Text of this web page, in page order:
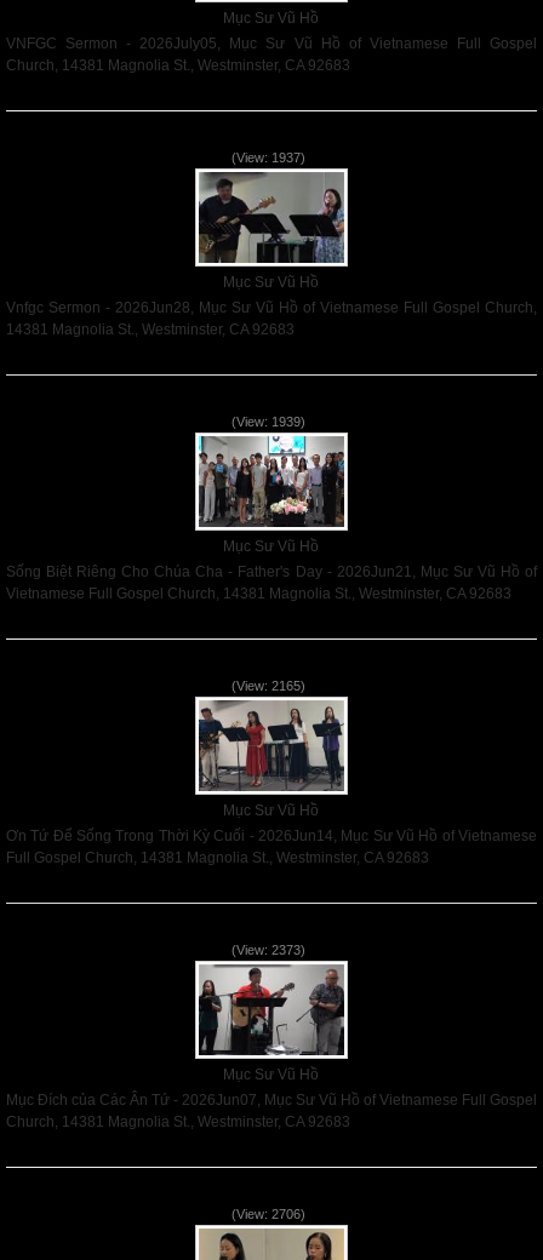
Mục Sư Vũ Hồ
VNFGC Sermon - 2026July05, Mục Sư Vũ Hồ of Vietnamese Full Gospel
Church, 14381 Magnolia St., Westminster, CA 92683
(View: 1937)
Mục Sư Vũ Hồ
Vnfgc Sermon - 2026Jun28, Mục Sư Vũ Hồ of Vietnamese Full Gospel Church,
14381 Magnolia St., Westminster, CA 92683
(View: 1939)
Mục Sư Vũ Hồ
Sống Biệt Riêng Cho Chúa Cha - Father's Day - 2026Jun21, Mục Sư Vũ Hồ of
Vietnamese Full Gospel Church, 14381 Magnolia St., Westminster, CA 92683
(View: 2165)
Mục Sư Vũ Hồ
Ơn Tứ Để Sống Trong Thời Kỳ Cuối - 2026Jun14, Mục Sư Vũ Hồ of Vietnamese
Full Gospel Church, 14381 Magnolia St., Westminster, CA 92683
(View: 2373)
Mục Sư Vũ Hồ
Mục Đích của Các Ân Tứ - 2026Jun07, Mục Sư Vũ Hồ of Vietnamese Full Gospel
Church, 14381 Magnolia St., Westminster, CA 92683
(View: 2706)